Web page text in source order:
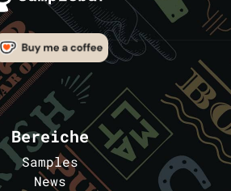
Bereiche
Samples
News